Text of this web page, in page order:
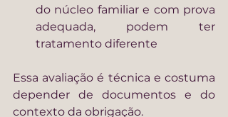
do núcleo familiar e com prova
adequada, podem ter
tratamento diferente
Essa avaliação é técnica e costuma
depender de documentos e do
contexto da obrigação.